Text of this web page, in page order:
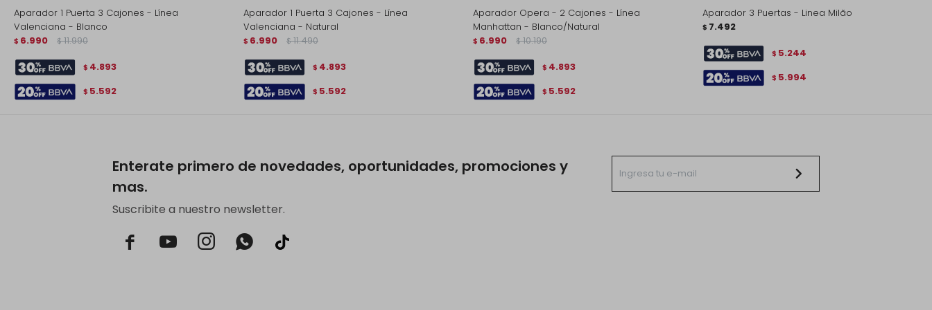
Aparador 1 Puerta 3 Cajones - Línea
Valenciana - Blanco
$ 6.990 $ 11.990
$ 4.893
$ 5.592
Aparador 1 Puerta 3 Cajones - Línea
Valenciana - Natural
$ 6.990 $ 11.490
$ 4.893
$ 5.592
Aparador Opera - 2 Cajones - Línea
Manhattan - Blanco/Natural
$ 6.990 $ 10.190
$ 4.893
$ 5.592
Aparador 3 Puertas - Linea Milão
$ 7.492
$ 5.244
$ 5.994
Enterate primero de novedades, oportunidades, promociones y
mas.
Suscribite a nuestro newsletter.
  